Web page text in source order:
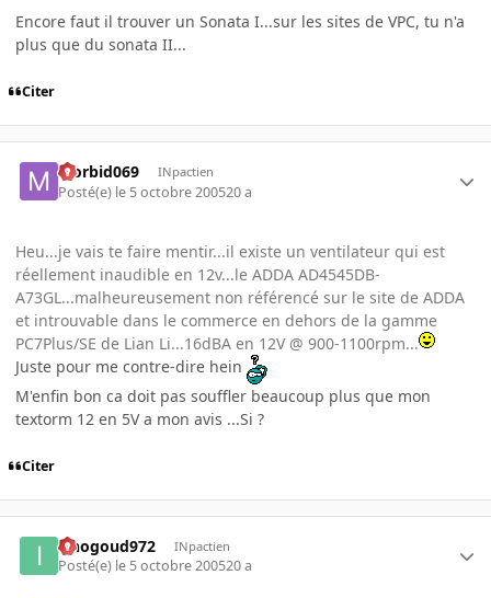
Encore faut il trouver un Sonata I...sur les sites de VPC, tu n'a
plus que du sonata II...
Citer
Morbid069 INpactien
Posté(e) le 5 octobre 200520 a
Heu...je vais te faire mentir...il existe un ventilateur qui est
réellement inaudible en 12v...le ADDA AD4545DB-
A73GL...malheureusement non référencé sur le site de ADDA
et introuvable dans le commerce en dehors de la gamme
PC7Plus/SE de Lian Li...16dBA en 12V @ 900-1100rpm...
Juste pour me contre-dire hein
M'enfin bon ca doit pas souffler beaucoup plus que mon
textorm 12 en 5V a mon avis ...Si ?
Citer
iznogoud972 INpactien
Posté(e) le 5 octobre 200520 a